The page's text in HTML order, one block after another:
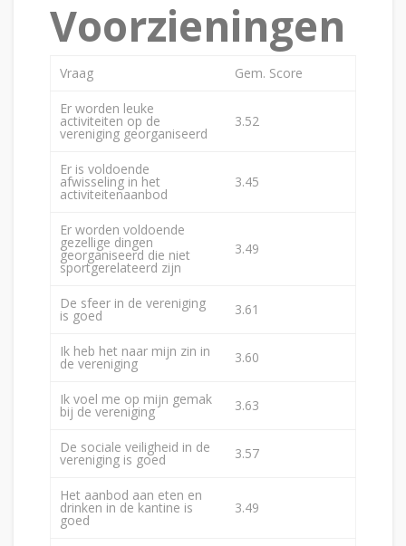
Voorzieningen
Vraag Gem. Score
Er worden leuke
activiteiten op de
vereniging georganiseerd
3.52
Er is voldoende
afwisseling in het
activiteitenaanbod
3.45
Er worden voldoende
gezellige dingen
georganiseerd die niet
sportgerelateerd zijn
3.49
De sfeer in de vereniging
is goed 3.61
Ik heb het naar mijn zin in
de vereniging 3.60
Ik voel me op mijn gemak
bij de vereniging 3.63
De sociale veiligheid in de
vereniging is goed 3.57
Het aanbod aan eten en
drinken in de kantine is
goed
3.49